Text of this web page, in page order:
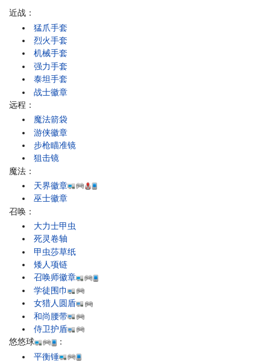
近战：
猛爪手套
烈火手套
机械手套
强力手套
泰坦手套
战士徽章
远程：
魔法箭袋
游侠徽章
步枪瞄准镜
狙击镜
魔法：
天界徽章
巫士徽章
召唤：
大力士甲虫
死灵卷轴
甲虫莎草纸
矮人项链
召唤师徽章
学徒围巾
女猎人圆盾
和尚腰带
侍卫护盾
悠悠球
：
平衡锤